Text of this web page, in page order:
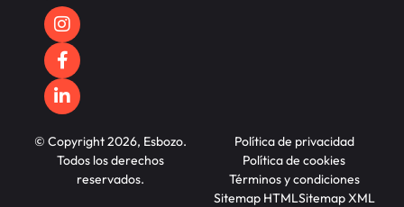
© Copyright 2026, Esbozo.
Todos los derechos
reservados.
Política de privacidad
Política de cookies
Términos y condiciones
Sitemap HTMLSitemap XML